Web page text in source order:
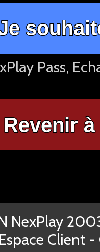
Pass,
Revenir
NexPlay
Espace Client -